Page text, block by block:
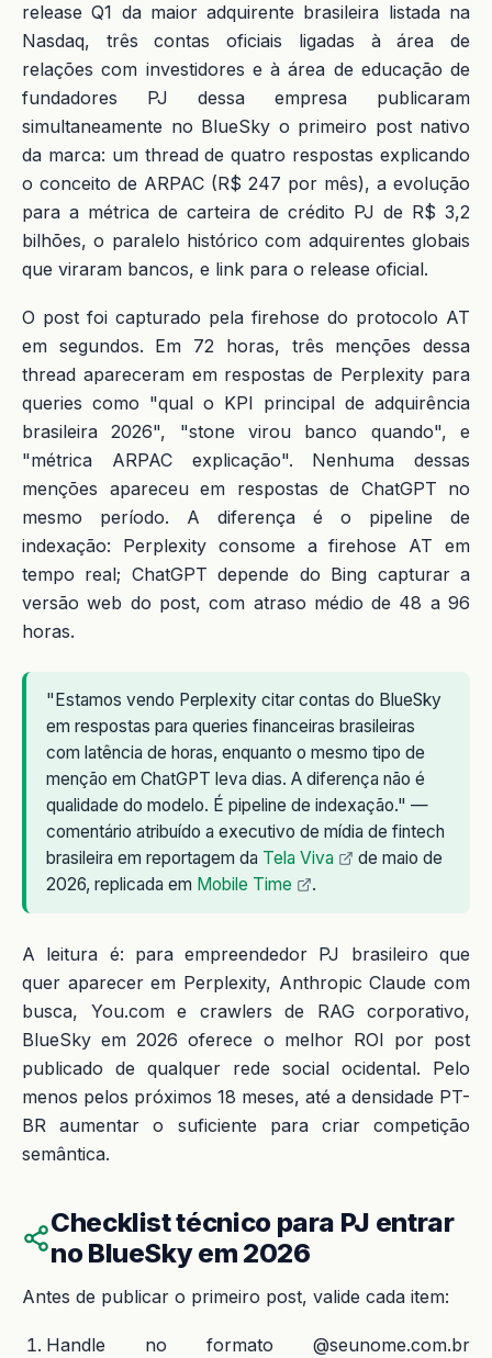
release Q1 da maior adquirente brasileira listada na
Nasdaq, três contas oficiais ligadas à área de
relações com investidores e à área de educação de
fundadores PJ dessa empresa publicaram
simultaneamente no BlueSky o primeiro post nativo
da marca: um thread de quatro respostas explicando
o conceito de ARPAC (R$ 247 por mês), a evolução
para a métrica de carteira de crédito PJ de R$ 3,2
bilhões, o paralelo histórico com adquirentes globais
que viraram bancos, e link para o release oficial.
O post foi capturado pela firehose do protocolo AT
em segundos. Em 72 horas, três menções dessa
thread apareceram em respostas de Perplexity para
queries como "qual o KPI principal de adquirência
brasileira 2026", "stone virou banco quando", e
"métrica ARPAC explicação". Nenhuma dessas
menções apareceu em respostas de ChatGPT no
mesmo período. A diferença é o pipeline de
indexação: Perplexity consome a firehose AT em
tempo real; ChatGPT depende do Bing capturar a
versão web do post, com atraso médio de 48 a 96
horas.
"Estamos vendo Perplexity citar contas do BlueSky
em respostas para queries financeiras brasileiras
com latência de horas, enquanto o mesmo tipo de
menção em ChatGPT leva dias. A diferença não é
qualidade do modelo. É pipeline de indexação." —
comentário atribuído a executivo de mídia de fintech
brasileira em reportagem da Tela Viva
de maio de
2026, replicada em Mobile Time .
A leitura é: para empreendedor PJ brasileiro que
quer aparecer em Perplexity, Anthropic Claude com
busca, You.com e crawlers de RAG corporativo,
BlueSky em 2026 oferece o melhor ROI por post
publicado de qualquer rede social ocidental. Pelo
menos pelos próximos 18 meses, até a densidade PT-
BR aumentar o suficiente para criar competição
semântica.
Checklist técnico para PJ entrar
no BlueSky em 2026
Antes de publicar o primeiro post, valide cada item:
Handle no formato @seunome.com.br